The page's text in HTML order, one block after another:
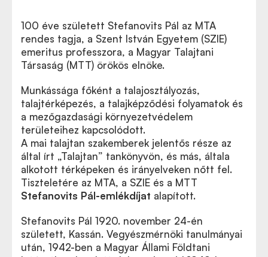
100 éve született Stefanovits Pál az MTA
rendes tagja, a Szent István Egyetem (SZIE)
emeritus professzora, a Magyar Talajtani
Társaság (MTT) örökös elnöke.
Munkássága főként a talajosztályozás,
talajtérképezés, a talajképződési folyamatok és
a mezőgazdasági környezetvédelem
területeihez kapcsolódott.
A mai talajtan szakemberek jelentős része az
által írt „Talajtan” tankönyvön, és más, általa
alkotott térképeken és irányelveken nőtt fel.
Tiszteletére az MTA, a SZIE és a MTT
Stefanovits Pál-emlékdíjat alapított.
Stefanovits Pál 1920. november 24-én
született, Kassán. Vegyészmérnöki tanulmányai
után, 1942-ben a Magyar Állami Földtani